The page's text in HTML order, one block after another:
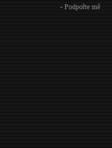
- Podpořte mě